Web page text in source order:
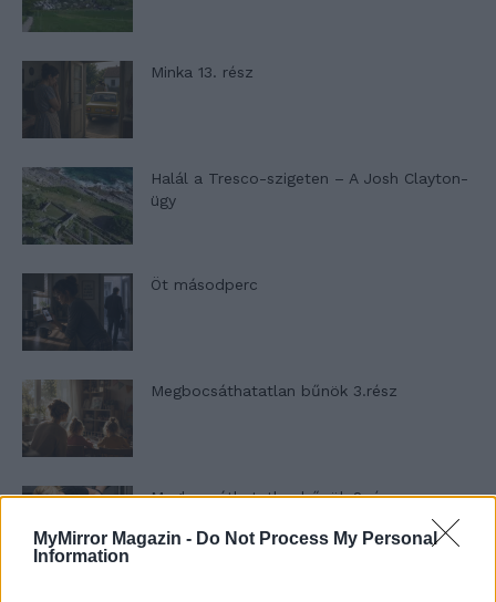
MyMirror Magazin - Do Not Process My Personal
Information
Minka 13. rész
Halál a Tresco-szigeten – A Josh Clayton-
ügy
Öt másodperc
Megbocsáthatatlan bűnök 3.rész
Megbocsáthatatlan bűnök 2.rész